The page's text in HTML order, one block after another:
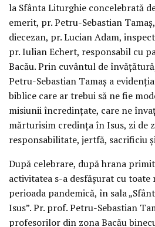
la Sfânta Liturghie concelebrată
emerit, pr. Petru-Sebastian
diecezan, pr. Lucian Adam,
pr. Iulian Echert, responsabil cu
Bacău. Prin cuvântul de
Petru-Sebastian Tamaș a
biblice care ar trebui să ne fie
misiunii încredințate, care ne
mărturisim credința în Isus, zi de
responsabilitate, jertfă, sacrificiu
După celebrare, după hrana
activitatea s-a desfășurat cu toate
perioada pandemică, în sala
Isus”. Pr. prof. Petru-Sebastian
profesorilor din zona Bacău